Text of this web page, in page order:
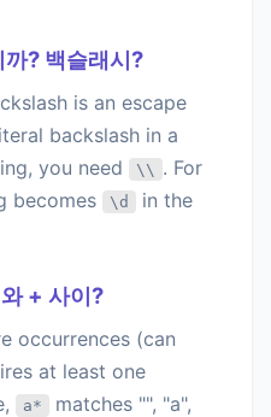
? 백슬래시?
is an escape
backslash in a
you need
\\ . For
becomes \d
in the
+ 사이?
occurrences (can
at least one
a*
matches "", "a",